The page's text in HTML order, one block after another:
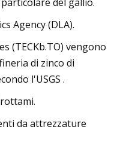
Agency (DLA).
(TECKb.TO) vengono
di zinco di
l'USGS .
da attrezzature